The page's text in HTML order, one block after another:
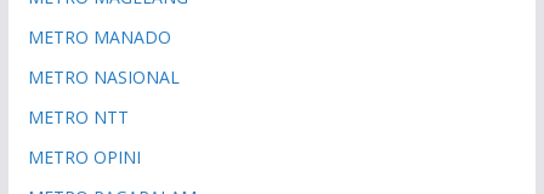
METRO MANADO
METRO NASIONAL
METRO NTT
METRO OPINI